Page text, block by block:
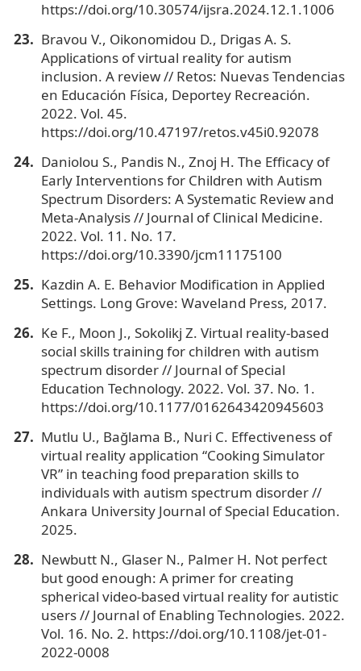
https://doi.org/10.30574/ijsra.2024.12.1.1006
Bravou V., Oikonomidou D., Drigas A. S.
Applications of virtual reality for autism
inclusion. A review // Retos: Nuevas Tendencias
en Educación Física, Deportey Recreación.
2022. Vol. 45.
https://doi.org/10.47197/retos.v45i0.92078
Daniolou S., Pandis N., Znoj H. The Efficacy of
Early Interventions for Children with Autism
Spectrum Disorders: A Systematic Review and
Meta-Analysis // Journal of Clinical Medicine.
2022. Vol. 11. No. 17.
https://doi.org/10.3390/jcm11175100
Kazdin A. E. Behavior Modification in Applied
Settings. Long Grove: Waveland Press, 2017.
Ke F., Moon J., Sokolikj Z. Virtual reality-based
social skills training for children with autism
spectrum disorder // Journal of Special
Education Technology. 2022. Vol. 37. No. 1.
https://doi.org/10.1177/0162643420945603
Mutlu U., Bağlama B., Nuri C. Effectiveness of
virtual reality application “Cooking Simulator
VR” in teaching food preparation skills to
individuals with autism spectrum disorder //
Ankara University Journal of Special Education.
2025.
Newbutt N., Glaser N., Palmer H. Not perfect
but good enough: A primer for creating
spherical video-based virtual reality for autistic
users // Journal of Enabling Technologies. 2022.
Vol. 16. No. 2. https://doi.org/10.1108/jet-01-
2022-0008